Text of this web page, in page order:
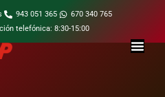
943 051 365
670 340 765
telefónica: 8:30-15:00